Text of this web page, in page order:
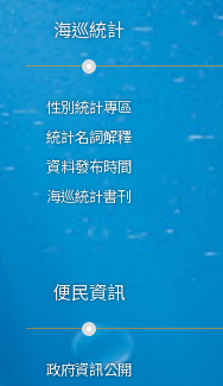
海巡統計
性別統計專區
統計名詞解釋
資料發布時間
海巡統計書刊
便民資訊
政府資訊公開